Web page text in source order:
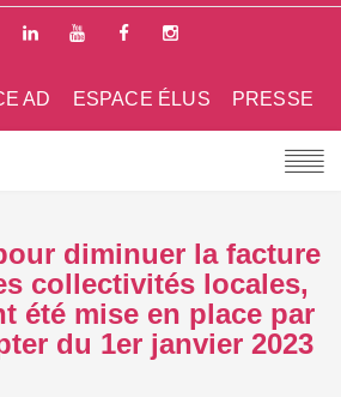
PRESSE
ESPACE ÉLUS
AD
diminuer la facture
collectivités locales,
été mise en place par
du 1er janvier 2023